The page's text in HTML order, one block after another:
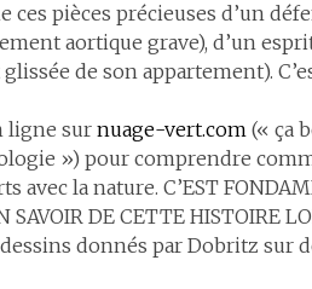
pièces précieuses d’un
aortique grave), d’un
de son appartement).
ligne sur nuage-vert.com (« ça
») pour comprendre
la nature. C’EST
SAVOIR DE CETTE HISTOIRE
donnés par Dobritz sur